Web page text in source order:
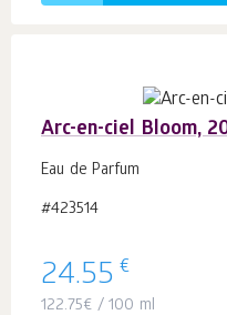
Arc-en-ciel Bloom,
Eau de Parfum
#423514
24.55 €
122.75€ / 100 ml